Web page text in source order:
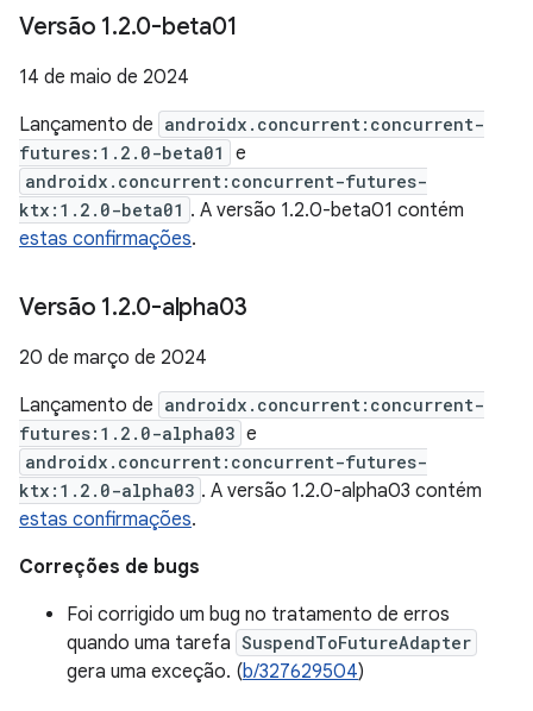
Versão 1.2.0-beta01
14 de maio de 2024
Lançamento de androidx.concurrent:concurrent-
futures:1.2.0-beta01
e
androidx.concurrent:concurrent-futures-
ktx:1.2.0-beta01 . A versão 1.2.0-beta01 contém
estas confirmações.
Versão 1.2.0-alpha03
20 de março de 2024
Lançamento de androidx.concurrent:concurrent-
futures:1.2.0-alpha03 e
androidx.concurrent:concurrent-futures-
ktx:1.2.0-alpha03 . A versão 1.2.0-alpha03 contém
estas confirmações.
Correções de bugs
Foi corrigido um bug no tratamento de erros
quando uma tarefa SuspendToFutureAdapter
gera uma exceção. (b/327629504)